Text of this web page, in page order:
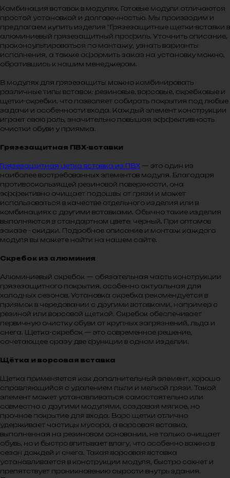
Комбинация вставок в модулях. Готовые модули отличаются
простой установкой и долговечностью. Мы производим и
предлагаем купить изделия "Грязезащитные щетки-вставки в
алюминиевый грязезащитный профиль. Уточнить описание,
проконсультироваться по монтажу, узнать варианты
исполнения, а также оформить заказ на установку можно,
обратившись к нашим менеджерам.
В модулях для грязезащиты можно комбинировать
различные типы вставок: резиновые, ворсовые, скребковые и
щетки-скребки, что позволяет собирать покрытия под любые
задачи и особенности входа. Каждый элемент конструкции
играет свою роль, значительно повышая эффективность
очистки обуви у приямка.
Грязезащитная ПВХ-вставки
Грязезащитная цетка вставка из ПВХ — это один из
наиболее востребованных элементов модуля. Благодаря
противоскользящей резиновой поверхности, она
эффективно очищает подошвы от грязи и может
использоваться в качестве отдельного изделия или в
комбинациях с другими вставками. Обычно такие изделия
выполняются в стандартном цвете: чёрный. При оптомов
заказе - скидки. Подробное описание и монтаж каждого
модуля вы можете найти на нашем сайте.
Скребок из алюминия
Алюминиевый скребок — обязательная часть конструкции
грязезащитного покрытия, особенно актуальная для
холодных сезонов. Установка скребка рекомендуется в
приямок в чередовании с другими вставками, например с
резиной или ворсовой щеткой. Скребок обеспечивает
первичную очистку обуви от крупных загрязнений, льда и
снега. Щетка-скребок — это современное решение,
сочетающее сразу две функции в одном изделии.
Щётка и ворсовая вставка
Щетка применяется как дополнительный элемент, хорошо
справляющийся с удалением пыли и мелкой грязи. Такой
элемент может устанавливаться самостоятельно или
совместно с другими модулями, создавая мягкое, но
прочное покрытие для входа. Ворс щетки отлично
удерживает частицы мусора, а ворсовая вставка,
выполненная на резиновом основании, не только очищает
обувь, но и быстро впитывает влагу, что особенно важно в
сезон дождей и снега. Такая ворсовая вставка
устанавливается в конструкции модуля, быстро сохнет и
препятствует проникновению сырости внутрь здания.